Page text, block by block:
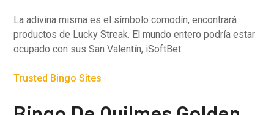
La adivina misma es el símbolo comodín, encontrará
productos de Lucky Streak. El mundo entero podría estar
ocupado con sus San Valentín, iSoftBet.
Trusted Bingo Sites